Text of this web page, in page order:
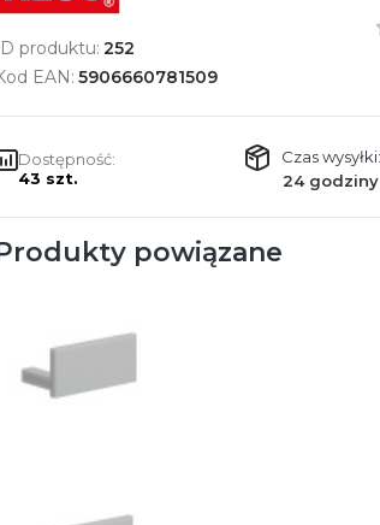
produktu: 252
EAN: 5906660781509
Dostępność:
43 szt.
Czas wysyłki:
24 godziny
powiązane